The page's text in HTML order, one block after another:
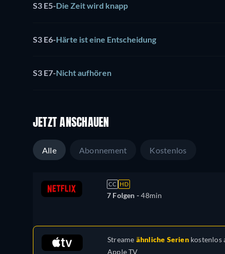
S3 E5-Die Zeit wird knapp
S3 E6-Härte ist eine Entscheidung
S3 E7-Nicht aufhören
JETZT ANSCHAUEN
Alle Abonnement Kostenlos
CC HD
7 Folgen -48min
Streame ähnliche Serienkostenlos
Apple TV